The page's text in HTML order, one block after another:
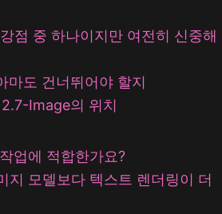
점 중 하나이지만 여전히 신중해
도 건너뛰어야 할지
Image의 위치
업에 적합한가요?
모델보다 텍스트 렌더링이 더